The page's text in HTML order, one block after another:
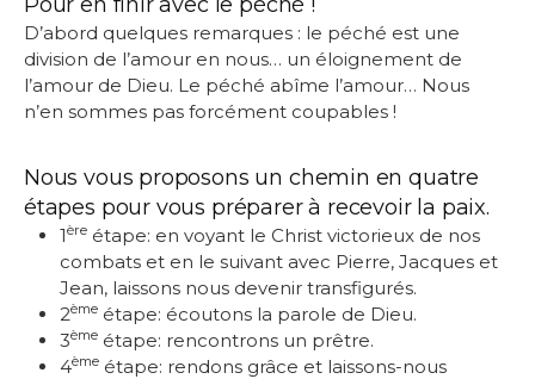
Pour en finir avec le péché !
D’abord quelques remarques : le péché est une
division de l’amour en nous… un éloignement de
l’amour de Dieu. Le péché abîme l’amour… Nous
n’en sommes pas forcément coupables !
Nous vous proposons un chemin en quatre
étapes pour vous préparer à recevoir la paix.
1ère étape: en voyant le Christ victorieux de nos
combats et en le suivant avec Pierre, Jacques et
Jean, laissons nous devenir transfigurés.
2ème étape: écoutons la parole de Dieu.
3ème étape: rencontrons un prêtre.
4ème étape: rendons grâce et laissons-nous